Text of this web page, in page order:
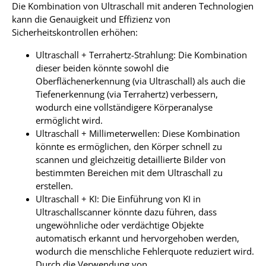
Die Kombination von Ultraschall mit anderen Technologien
kann die Genauigkeit und Effizienz von
Sicherheitskontrollen erhöhen:
Ultraschall + Terrahertz-Strahlung: Die Kombination
dieser beiden könnte sowohl die
Oberflächenerkennung (via Ultraschall) als auch die
Tiefenerkennung (via Terrahertz) verbessern,
wodurch eine vollständigere Körperanalyse
ermöglicht wird.
Ultraschall + Millimeterwellen: Diese Kombination
könnte es ermöglichen, den Körper schnell zu
scannen und gleichzeitig detaillierte Bilder von
bestimmten Bereichen mit dem Ultraschall zu
erstellen.
Ultraschall + KI: Die Einführung von KI in
Ultraschallscanner könnte dazu führen, dass
ungewöhnliche oder verdächtige Objekte
automatisch erkannt und hervorgehoben werden,
wodurch die menschliche Fehlerquote reduziert wird.